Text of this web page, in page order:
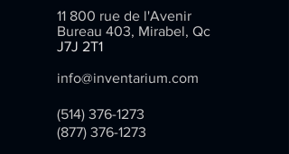
clients et leur permettre ainsi
d'acheter sur votre site en toute
sécurité.
sur vos modes de livraison afin de
rassurer vos clients et gagner leur
11 800 rue de l'Avenir
Bureau 403, Mirabel, Qc
J7J 2T1
info@inventarium.com
(514) 376-1273
(877) 376-1273